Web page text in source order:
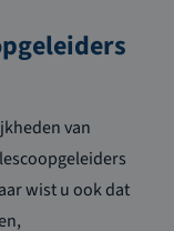
van
wist u ook dat